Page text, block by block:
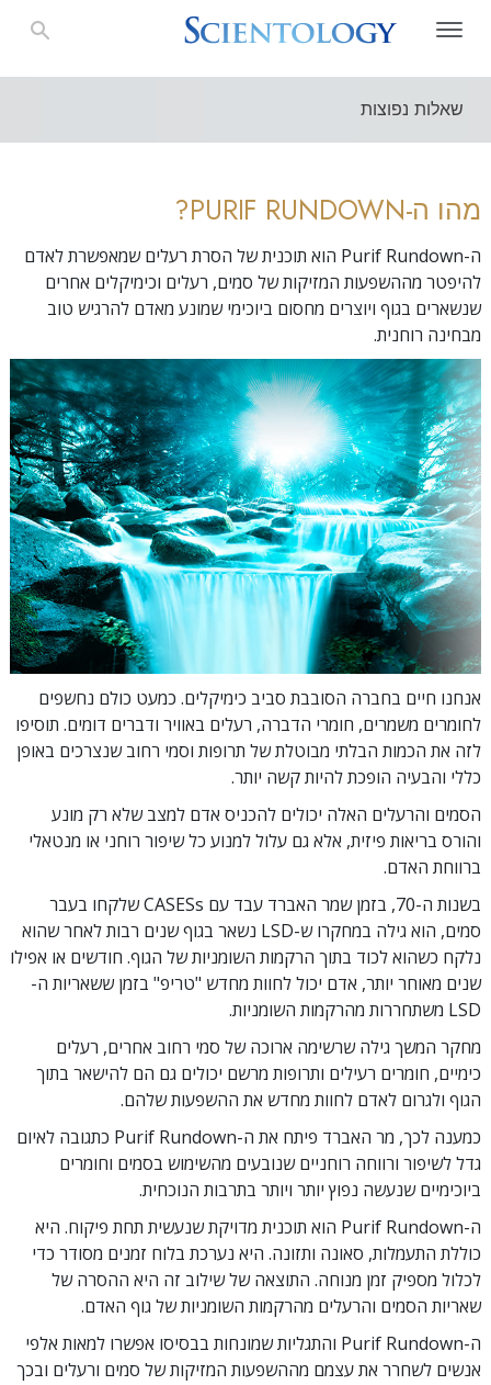
שאלות נפוצות
מהו ה-PURIF RUNDOWN?
ה-Purif Rundown הוא תוכנית של הסרת רעלים שמאפשרת לאדם
להיפטר מההשפעות המזיקות של סמים, רעלים וכימיקלים אחרים
שנשארים בגוף ויוצרים מחסום ביוכימי שמונע מאדם להרגיש טוב
מבחינה רוחנית.
אנחנו חיים בחברה הסובבת סביב כימיקלים. כמעט כולם נחשפים
לחומרים משמרים, חומרי הדברה, רעלים באוויר ודברים דומים. תוסיפו
לזה את הכמות הבלתי מבוטלת של תרופות וסמי רחוב שנצרכים באופן
כללי והבעיה הופכת להיות קשה יותר.
הסמים והרעלים האלה יכולים להכניס אדם למצב שלא רק מונע
והורס בריאות פיזית, אלא גם עלול למנוע כל שיפור רוחני או מנטאלי
ברווחת האדם.
בשנות ה-70, בזמן שמר האברד עבד עם CASESs שלקחו בעבר
סמים, הוא גילה במחקרו ש-LSD נשאר בגוף שנים רבות לאחר שהוא
נלקח כשהוא לכוד בתוך הרקמות השומניות של הגוף. חודשים או אפילו
שנים מאוחר יותר, אדם יכול לחוות מחדש "טריפ" בזמן ששאריות ה-
LSD משתחררות מהרקמות השומניות.
מחקר המשך גילה שרשימה ארוכה של סמי רחוב אחרים, רעלים
כימיים, חומרים רעילים ותרופות מרשם יכולים גם הם להישאר בתוך
הגוף ולגרום לאדם לחוות מחדש את ההשפעות שלהם.
כמענה לכך, מר האברד פיתח את ה-Purif Rundown כתגובה לאיום
גדל לשיפור ורווחה רוחניים שנובעים מהשימוש בסמים וחומרים
ביוכימיים שנעשה נפוץ יותר ויותר בתרבות הנוכחית.
ה-Purif Rundown הוא תוכנית מדויקת שנעשית תחת פיקוח. היא
כוללת התעמלות, סאונה ותזונה. היא נערכת בלוח זמנים מסודר כדי
לכלול מספיק זמן מנוחה. התוצאה של שילוב זה היא ההסרה של
שאריות הסמים והרעלים מהרקמות השומניות של גוף האדם.
ה-Purif Rundown והתגליות שמונחות בבסיסו אפשרו למאות אלפי
אנשים לשחרר את עצמם מההשפעות המזיקות של סמים ורעלים ובכך